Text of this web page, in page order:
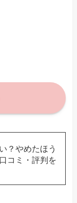
？やめたほう
コミ・評判を